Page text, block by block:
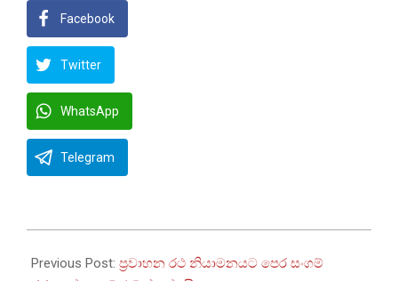
Facebook
Twitter
WhatsApp
Telegram
06-
Previous Post: ප්‍රවාහන රථ නියාමනයට පෙර සංගම්